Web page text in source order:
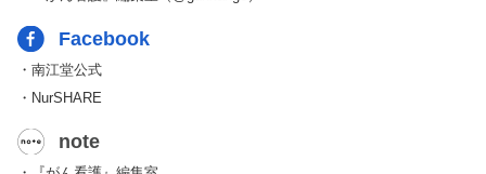
Facebook
・南江堂公式
・NurSHARE
note